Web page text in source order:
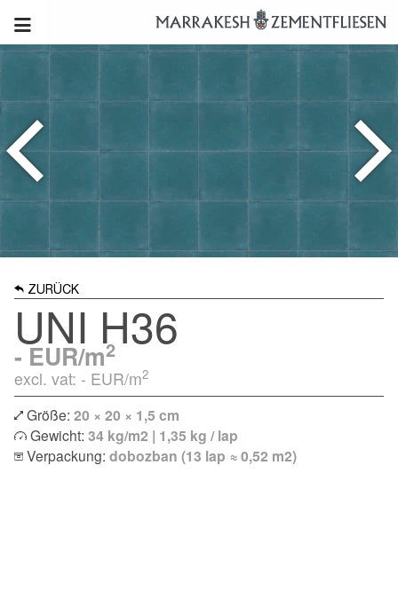
ZURÜCK
UNI H36
-EUR/m2
excl. vat: - EUR/m2
Größe: 20 × 20 × 1,5 cm
Gewicht: 34 kg/m2 | 1,35 kg / lap
Verpackung: dobozban (13 lap ≈ 0,52 m2)